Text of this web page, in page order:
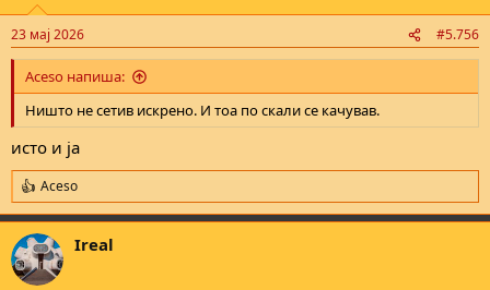
s
:
23 мај 2026 #5.756
Aceso напиша:
Ништо не сетив искрено. И тоа по скали се качував.
исто и ја
R
e
a
c
t
i
Aceso
Ireal